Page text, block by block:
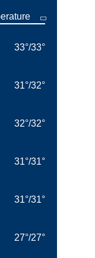
33°/33°
31°/32°
32°/32°
31°/31°
31°/31°
27°/27°